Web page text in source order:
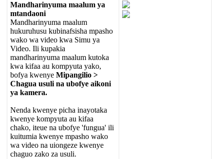
Mandharinyuma maalum ya
mtandaoni
Mandharinyuma maalum
hukuruhusu kubinafsisha mpasho
wako wa video kwa Simu ya
Video. Ili kupakia
mandharinyuma maalum kutoka
kwa kifaa au kompyuta yako,
bofya kwenye Mipangilio >
Chagua usuli na ubofye aikoni
ya kamera.
Nenda kwenye picha inayotaka
kwenye kompyuta au kifaa
chako, iteue na ubofye 'fungua' ili
kuitumia kwenye mpasho wako
wa video na uiongeze kwenye
chaguo zako za usuli.